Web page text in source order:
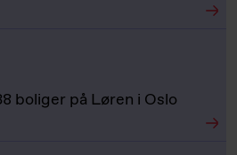
boliger på Løren i Oslo